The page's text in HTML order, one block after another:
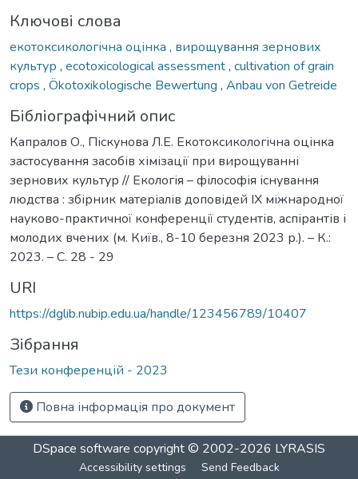
Ключові слова
екотоксикологічна оцінка , вирощування зернових
культур , ecotoxicological assessment, cultivation of grain
crops , Ökotoxikologische Bewertung , Anbau von Getreide
Бібліографічний опис
Капралов О., Піскунова Л.Е. Екотоксикологічна оцінка
застосування засобів хімізації при вирощуванні
зернових культур // Екологія – філософія існування
людства : збірник матеріалів доповідей ІХ міжнародної
науково-практичної конференції студентів, аспірантів і
молодих вчених (м. Київ., 8-10 березня 2023 р.). – К.:
2023. – С. 28 - 29
URI
https://dglib.nubip.edu.ua/handle/123456789/10407
Зібрання
Тези конференцій - 2023
Повна інформація про документ
DSpace software copyright © 2002-2026 LYRASIS
Accessibility settings Send Feedback